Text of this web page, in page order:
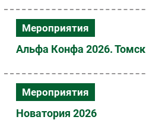
Мероприятия
Альфа Конфа 2026. Томск
Мероприятия
Новатория 2026